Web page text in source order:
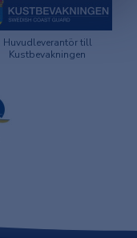
Huvudleverantör till
Kustbevakningen